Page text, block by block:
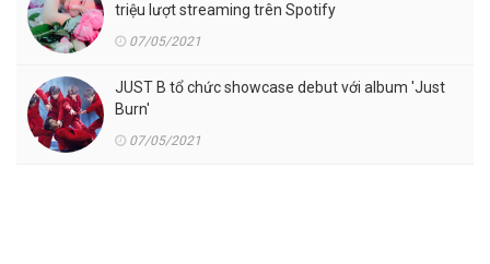
triệu lượt streaming trên Spotify
07/05/2021
JUST B tổ chức showcase debut với album 'Just
Burn'
07/05/2021